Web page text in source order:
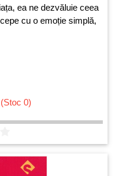
ea ne dezvăluie ceea
cu o emoție simplă,
(Stoc 0)